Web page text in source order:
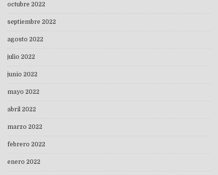
octubre 2022
septiembre 2022
agosto 2022
julio 2022
junio 2022
mayo 2022
abril 2022
marzo 2022
febrero 2022
enero 2022